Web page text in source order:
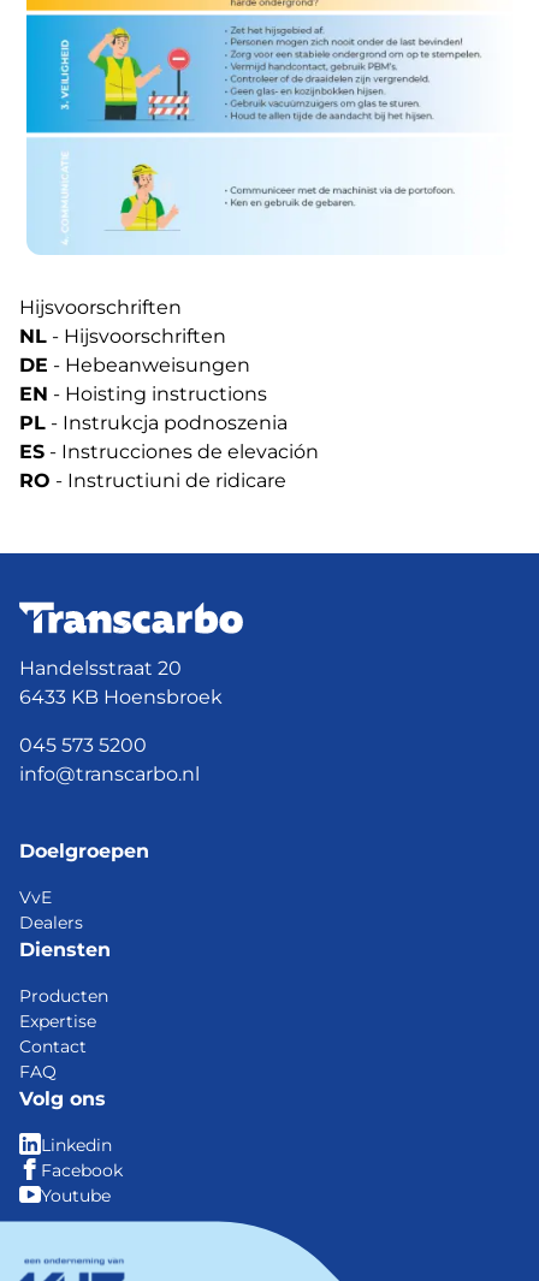
Hijsvoorschriften
NL - Hijsvoorschriften
DE - Hebeanweisungen
EN - Hoisting instructions
PL - Instrukcja podnoszenia
ES - Instrucciones de elevación
RO - Instructiuni de ridicare
Handelsstraat 20
6433 KB Hoensbroek
045 573 5200
info@transcarbo.nl
Doelgroepen
VvE
Dealers
Diensten
Producten
Expertise
Contact
FAQ
Volg ons
Linkedin
Facebook
Youtube